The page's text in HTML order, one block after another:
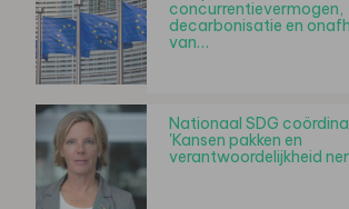
concurrentievermogen,
decarbonisatie en
van…
Nationaal SDG
'Kansen pakken en
verantwoordelijkheid